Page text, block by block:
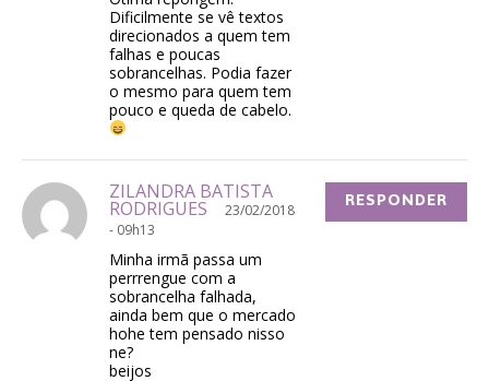
Dificilmente se vê textos
direcionados a quem tem
falhas e poucas
sobrancelhas. Podia fazer
o mesmo para quem tem
pouco e queda de cabelo.
ZILANDRA BATISTA
RODRIGUES
23/02/2018
- 09h13
Minha irmã passa um
perrrengue com a
sobrancelha falhada,
ainda bem que o mercado
hohe tem pensado nisso
ne?
beijos
RESPONDER